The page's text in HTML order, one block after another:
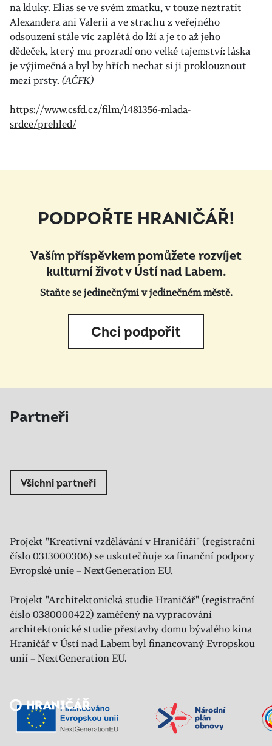
na kluky. Elias se ve svém zmatku, v touze neztratit
Alexandera ani Valerii a ve strachu z veřejného
odsouzení stále víc zaplétá do lží a je to až jeho
dědeček, který mu prozradí ono velké tajemství: láska
je výjimečná a byl by hřích nechat si ji proklouznout
mezi prsty. (AČFK)
https://www.csfd.cz/film/1481356-mlada-
srdce/prehled/
PODPOŘTE HRANIČÁŘ!
Vaším příspěvkem pomůžete rozvíjet
kulturní život v Ústí nad Labem.
Staňte se jedinečnými v jedinečném městě.
Chci podpořit
Partneři
Všichni partneři
Projekt "Kreativní vzdělávání v Hraničáři" (registrační
číslo 0313000306) se uskutečňuje za finanční podpory
Evropské unie – NextGeneration EU.
Projekt "Architektonická studie Hraničář" (registrační
číslo 0380000422) zaměřený na vypracování
architektonické studie přestavby domu bývalého kina
Hraničář v Ústí nad Labem byl financovaný Evropskou
unií – NextGeneration EU.
Veřejný sál Hraničář, spolek